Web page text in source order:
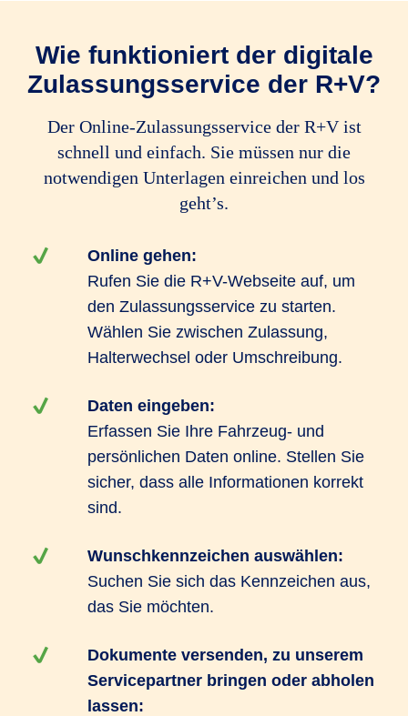
Wie funktioniert der digitale
Zulassungsservice der R+V?
Der Online-Zulassungsservice der R+V ist
schnell und einfach. Sie müssen nur die
notwendigen Unterlagen einreichen und los
geht’s.
Online gehen:
Rufen Sie die R+V-Webseite auf, um
den Zulassungsservice zu starten.
Wählen Sie zwischen Zulassung,
Halterwechsel oder Umschreibung.
Daten eingeben:
Erfassen Sie Ihre Fahrzeug- und
persönlichen Daten online. Stellen Sie
sicher, dass alle Informationen korrekt
sind.
Wunschkennzeichen auswählen:
Suchen Sie sich das Kennzeichen aus,
das Sie möchten.
Dokumente versenden, zu unserem
Servicepartner bringen oder abholen
lassen: